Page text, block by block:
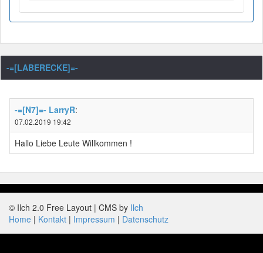
-=[LABERECKE]=-
-=[N7]=- LarryR:
07.02.2019 19:42
Hallo Liebe Leute Willkommen !
© Ilch 2.0 Free Layout | CMS by Ilch
Home
Kontakt Impressum Datenschutz